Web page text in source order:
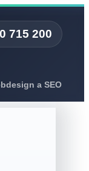
715 200
a SEO